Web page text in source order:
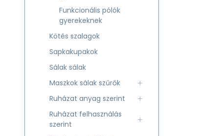
Funkcionális pólók
gyerekeknek
Kötés szalagok
Sapkakupakok
Sálak sálak
Maszkok sálak szűrők
Ruházat anyag szerint
Ruházat felhasználás
szerint